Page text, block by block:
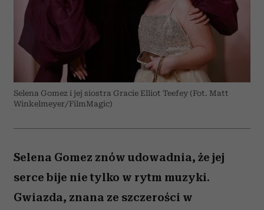
Selena Gomez i jej siostra Gracie Elliot Teefey (Fot. Matt
Winkelmeyer/FilmMagic)
Selena Gomez znów udowadnia, że jej
serce bije nie tylko w rytm muzyki.
Gwiazda, znana ze szczerości w